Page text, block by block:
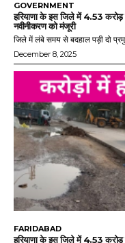
GOVERNMENT
हरियाणा के इस जिले में 4.53 करोड़
नवीनीकरण को मंजूरी
जिले में लंबे समय से बदहाल पड़ी दो
December 8, 2025
FARIDABAD
हरियाणा के इस जिले में 4.53 करोड़